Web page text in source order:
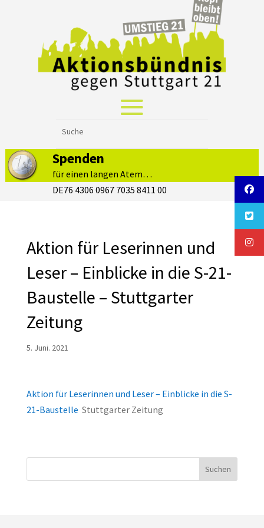
Spenden
für einen langen Atem…
DE76 4306 0967 7035 8411 00
Aktion für Leserinnen und
Leser – Einblicke in die S-21-
Baustelle – Stuttgarter
Zeitung
5. Juni. 2021
Aktion für Leserinnen und Leser – Einblicke in die S-
21-Baustelle Stuttgarter Zeitung
Suchen